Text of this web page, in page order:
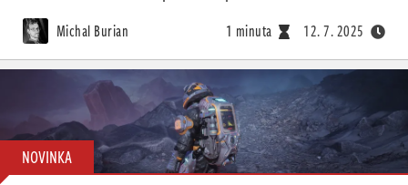
Živě
Michal Burian 1 minuta 12. 7. 2025
NOVINKA